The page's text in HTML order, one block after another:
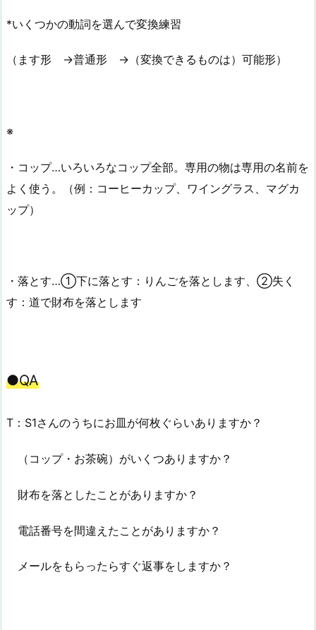
*いくつかの動詞を選んで変換練習
（ます形 →普通形 →（変換できるものは）可能形）
※
・コップ…いろいろなコップ全部。専用の物は専用の名前を
よく使う。（例：コーヒーカップ、ワイングラス、マグカ
ップ）
・落とす…①下に落とす：りんごを落とします、②失く
す：道で財布を落とします
●QA
T：S1さんのうちにお皿が何枚ぐらいありますか？
（コップ・お茶碗）がいくつありますか？
財布を落としたことがありますか？
電話番号を間違えたことがありますか？
メールをもらったらすぐ返事をしますか？